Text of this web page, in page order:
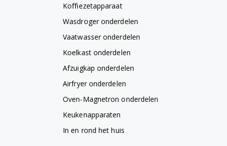
Koffiezetapparaat
Wasdroger onderdelen
Vaatwasser onderdelen
Koelkast onderdelen
Afzuigkap onderdelen
Airfryer onderdelen
Oven-Magnetron onderdelen
Keukenapparaten
In en rond het huis